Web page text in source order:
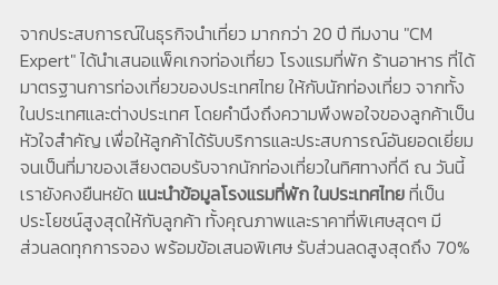
จากประสบการณ์ในธุรกิจนำเที่ยว มากกว่า 20 ปี ทีมงาน "CM
Expert" ได้นำเสนอแพ็คเกจท่องเที่ยว โรงแรมที่พัก ร้านอาหาร ที่ได้
มาตรฐานการท่องเที่ยวของประเทศไทย ให้กับนักท่องเที่ยว จากทั้ง
ในประเทศและต่างประเทศ โดยคำนึงถึงความพึงพอใจของลูกค้าเป็น
หัวใจสำคัญ เพื่อให้ลูกค้าได้รับบริการและประสบการณ์อันยอดเยี่ยม
จนเป็นที่มาของเสียงตอบรับจากนักท่องเที่ยวในทิศทางที่ดี ณ วันนี้
เรายังคงยืนหยัด แนะนำข้อมูลโรงแรมที่พัก ในประเทศไทยที่เป็น
ประโยชน์สูงสุดให้กับลูกค้า ทั้งคุณภาพและราคาที่พิเศษสุดๆ มี
ส่วนลดทุกการจอง พร้อมข้อเสนอพิเศษ รับส่วนลดสูงสุดถึง 70%